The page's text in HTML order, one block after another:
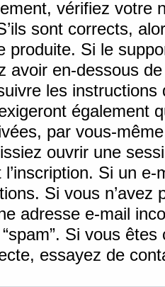
vérifiez votre
sont corrects,
produite. Si le
avoir en-dessous
les
également
par vous-
ouvrir une
l’inscription. Si un
Si vous n’avez
adresse e-mail
Si vous
essayez de